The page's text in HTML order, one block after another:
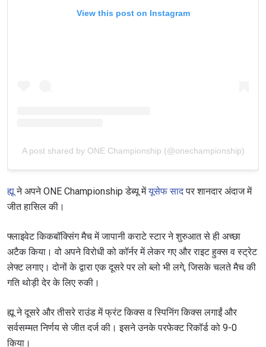
View this post on Instagram
A post shared by ONE Championship (@onechampionship)
ह्यूने अपने ONE Championship डेब्यू मेंयूसेफ सादपर शानदार अंदाज में
जीत हासिल की।
फ्लाइवेट किकबॉक्सिंग मैच में जापानी कराटे स्टार ने शुरुआत से ही अच्छा
अटैक किया। वो अपने विरोधी को कॉर्नर में लेकर गए और राइट हुक्स व स्ट्रेट
लेफ्ट लगाए। दोनों के द्वारा एक दूसरे पर लो ब्लो भी लगे, जिसके चलते मैच की
गति थोड़ी देर के लिए रुकी।
ह्यू ने दूसरे और तीसरे राउंड में फ्रंट किक्स व स्पिनिंग किक्स लगाईं और
सर्वसम्मत निर्णय से जीत दर्ज की। इसने उनके परफेक्ट रिकॉर्ड को 9-0
किया।